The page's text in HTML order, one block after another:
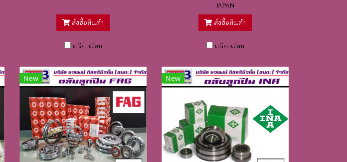
สั่งซื้อสินค้า
เปรียบเทียบ
JAPAN
สั่งซื้อสินค้า
เปรียบเทียบ
New New